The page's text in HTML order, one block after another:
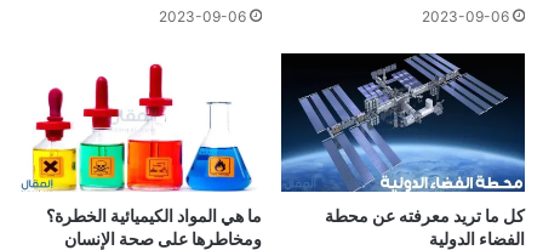
2023-09-06
2023-09-06
كل ما تريد معرفته عن محطة
الفضاء الدولية
ما هي المواد الكيميائية الخطرة؟
ومخاطرها على صحة الإنسان